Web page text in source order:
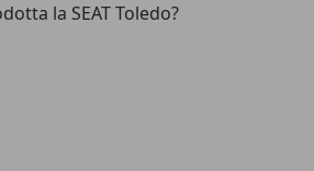
la SEAT Toledo?